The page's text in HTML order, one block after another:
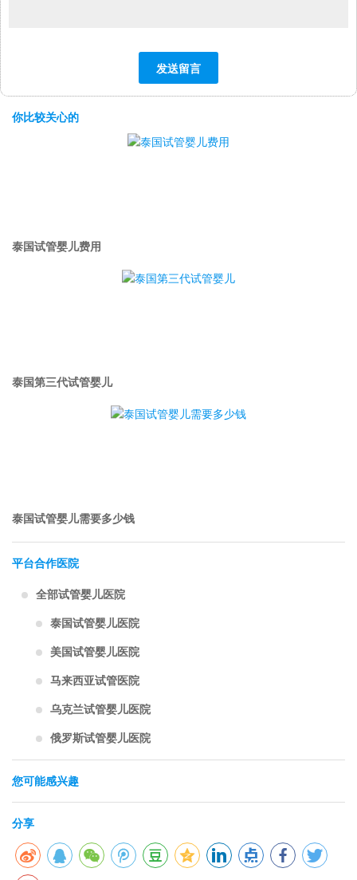
你比较关心的
泰国试管婴儿费用
泰国第三代试管婴儿
泰国试管婴儿需要多少钱
平台合作医院
全部试管婴儿医院
泰国试管婴儿医院
美国试管婴儿医院
马来西亚试管医院
乌克兰试管婴儿医院
俄罗斯试管婴儿医院
您可能感兴趣
分享